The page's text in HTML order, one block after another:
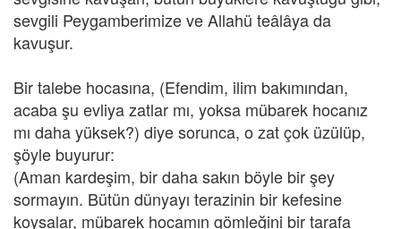
sevgili Peygamberimize ve Allahü teâlâya da
kavuşur.
Bir talebe hocasına, (Efendim, ilim bakımından,
acaba şu evliya zatlar mı, yoksa mübarek hocanız
mı daha yüksek?) diye sorunca, o zat çok üzülüp,
şöyle buyurur:
(Aman kardeşim, bir daha sakın böyle bir şey
sormayın. Bütün dünyayı terazinin bir kefesine
koysalar, mübarek hocamın gömleğini bir tarafa